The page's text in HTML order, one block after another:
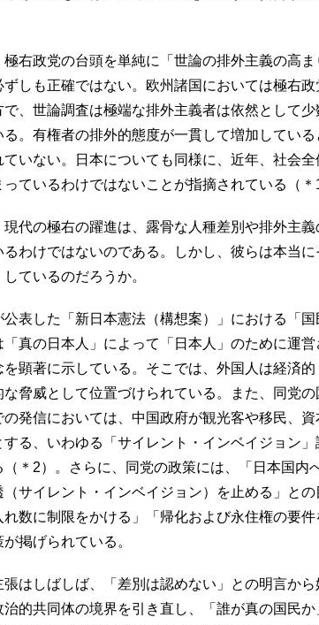
右政党の台頭を単純に「世論の排外主義の高ま
ずしも正確ではない。欧州諸国においては極右
で、世論調査は極端な排外主義者は依然として
る。有権者の排外的態度が一貫して増加してい
ていない。日本についても同様に、近年、社会
ているわけではないことが指摘されている（＊
代の極右の躍進は、露骨な人種差別や排外主義
るわけではないのである。しかし、彼らは本当
ているのだろうか。
表した「新日本憲法（構想案）」における「国
「真の日本人」によって「日本人」のために運
を顕著に示している。そこでは、外国人は経済
な脅威として位置づけられている。また、同党
の発信においては、中国政府が観光客や移民、
する、いわゆる「サイレント・インベイジョン
（＊2）。さらに、同党の政策には、「日本国内
（サイレント・インベイジョン）を止める」と
れ数に制限をかける」「帰化および永住権の要件
掲げられている。
はしばしば、「差別は認めない」との明言から
治的共同体の境界を引き直し、「誰が真の国民か